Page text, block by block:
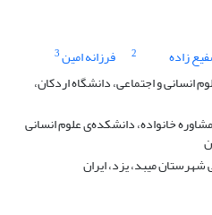
زاده 2 فرزانه امین3
انسانی و اجتماعی، دانشگاه اردکان،
خانواده، دانشکده‌ی علوم انسانی
میبد، یزد، ایران